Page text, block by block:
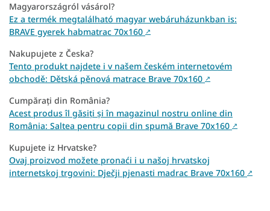
Magyarországról vásárol?
Ez a termék megtalálható magyar webáruházunkban is:
BRAVE gyerek habmatrac 70x160 ↗
Nakupujete z Česka?
Tento produkt najdete i v našem českém internetovém
obchodě: Dětská pěnová matrace Brave 70x160 ↗
Cumpărați din România?
Acest produs îl găsiți și în magazinul nostru online din
România: Saltea pentru copii din spumă Brave 70x160 ↗
Kupujete iz Hrvatske?
Ovaj proizvod možete pronaći i u našoj hrvatskoj
internetskoj trgovini: Dječji pjenasti madrac Brave 70x160 ↗